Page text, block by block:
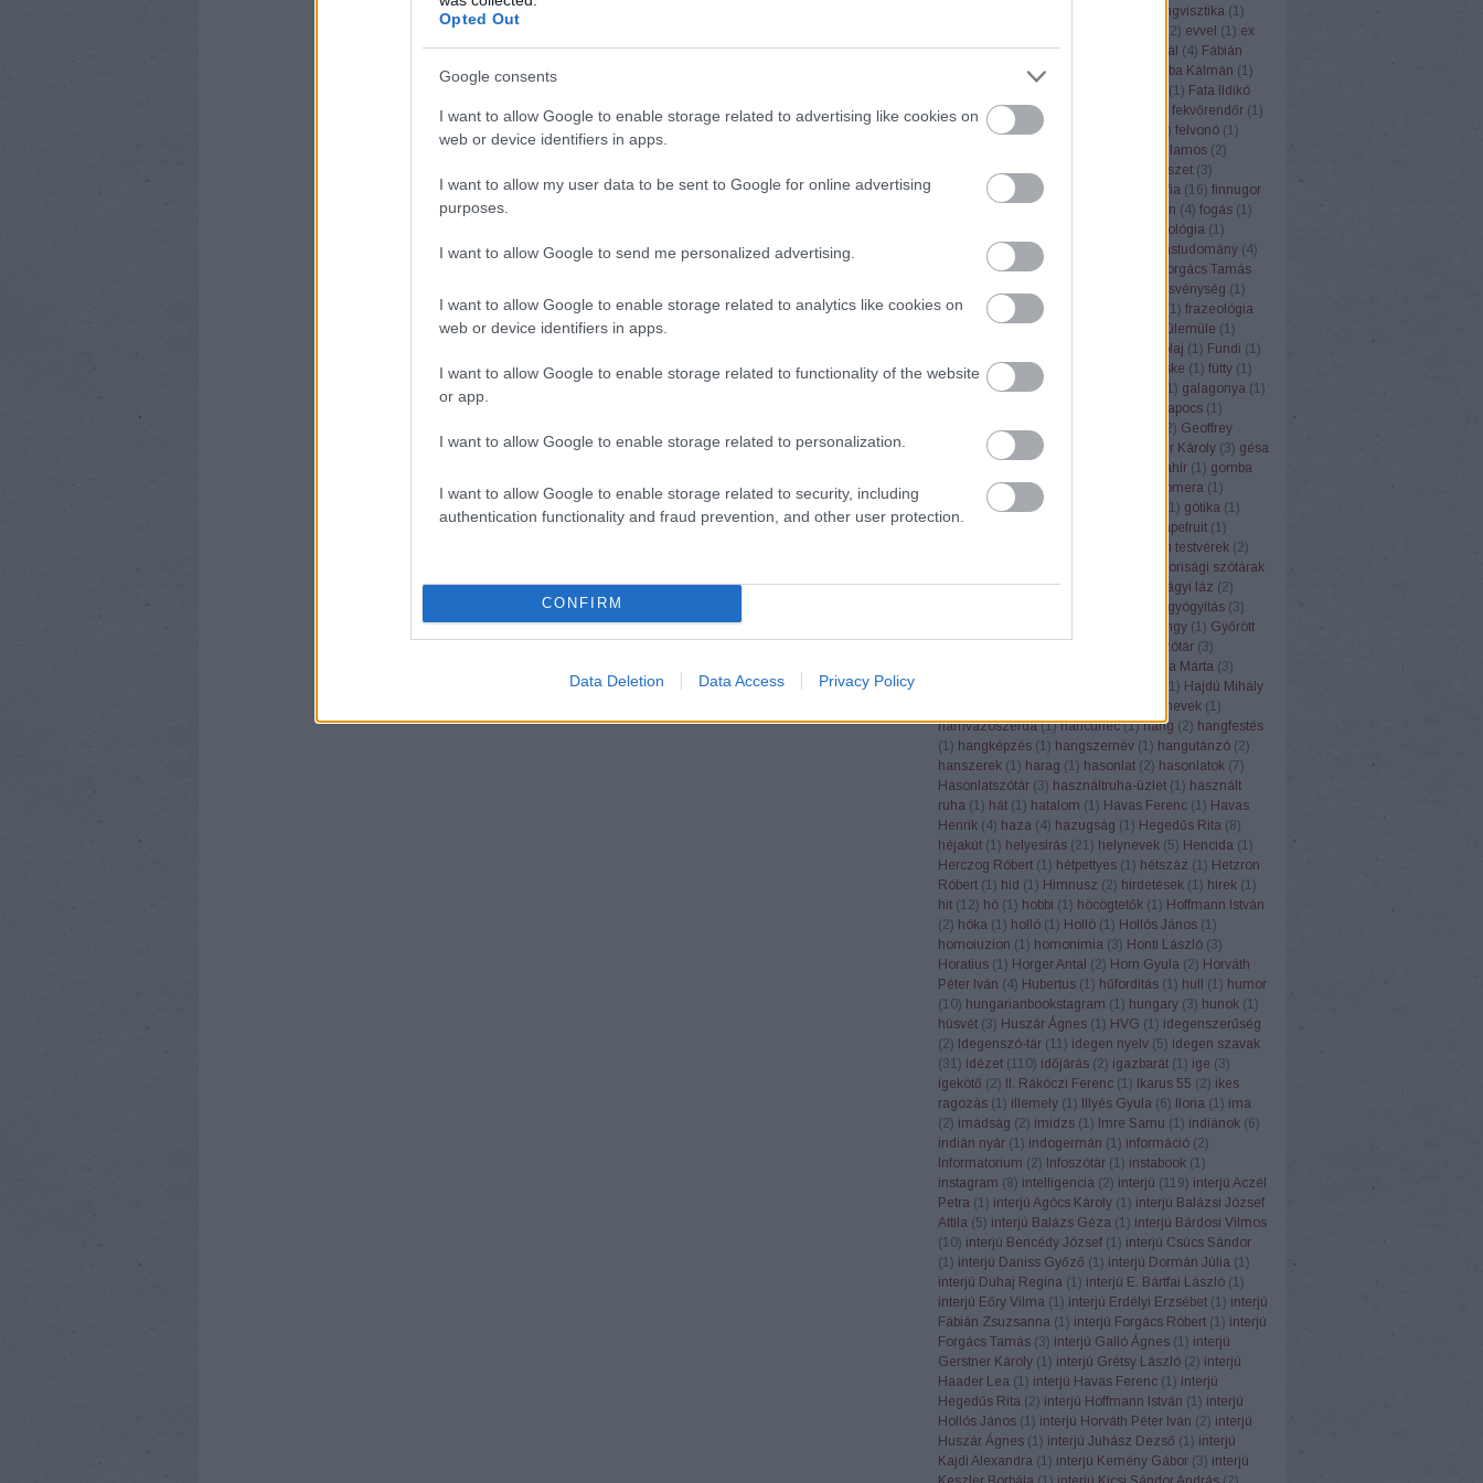
Opted Out
Google consents
I want to allow Google to enable storage related to advertising like cookies on
web or device identifiers in apps.
I want to allow my user data to be sent to Google for online advertising
purposes.
I want to allow Google to send me personalized advertising.
I want to allow Google to enable storage related to analytics like cookies on
web or device identifiers in apps.
I want to allow Google to enable storage related to functionality of the website
or app.
I want to allow Google to enable storage related to personalization.
I want to allow Google to enable storage related to security, including
authentication functionality and fraud prevention, and other user protection.
CONFIRM
Data Deletion Data Access Privacy Policy
eurolingvisztika (1)
(2) evvel (1) ex
libris (1) Ezópus (2) ezzel Fábián Pál (4) Fábián
fagyi Faluba Kálmán (1)
(1) Fata Ildikó
(2 ) fazék (1) fehér gólya fekvőrendőr (1)
(2) felelősség ) felvonó (1)
fényvillamos (2)
Ferenc pápa (1) festészet (3)
fideszburger
fíling filozófia (16) finnugor
főbűn (4) fogás (1)
fonológia (1)
fonoszemantika
(1 fordítástudomány (4)
Fordítókalauz (1)
Forgács Tamás
fösvénység (1)
frájer
) franc (1) frazeológia
fülemüle (1)
fülolaj (1) Fundi (1)
funkcionalizmus ( füsti fecske (1) fütty (1)
füttybeszéd (1) füttynelv 1) galagonya (1)
gemkapocs (1)
genderelmélet (1 2) Geoffrey
Chaucer
germanizmus Gerstner Károly (3) gésa
gólyahír (1) gomba
gombanevek ( Gomera (1)
Google
(1) górugrány 1) gótika (1)
grapefruit (1)
Grimm testvérek (2)
gyakorisági szótárak
(1) gyász (6) gyereknyelv gyermekágyi láz (2)
gyógyítás (3)
gyöngy (1) Győrött
gyümölcsnévszótár (3)
H. Varga Márta (3)
1) Hajdú Mihály
halnevek (1)
hamvazószerda (1) hancúrléc (1) hang (2) hangfestés
(1) hangképzés (1) hangszernév (1) hangutánzó (2)
hanszerek (1) harag (1) hasonlat (2) hasonlatok (7)
Hasonlatszótár (3) használtruha-üzlet (1) használt
ruha (1) hát (1) hatalom (1) Havas Ferenc (1) Havas
Henrik (4) haza (4) hazugság (1) Hegedűs Rita (8)
héjakút (1) helyesírás (21) helynevek (5) Hencida (1)
Herczog Róbert (1) hétpettyes (1) hétszáz (1) Hetzron
Róbert (1) híd (1) Himnusz (2) hirdetések (1) hírek (1)
hit (12) hó (1) hobbi (1) höcögtetők (1) Hoffmann István
(2) hóka (1) holló (1) Holló (1) Hollós János (1)
homoiuzion (1) homonímia (3) Honti László (3)
Horatius (1) Horger Antal (2) Horn Gyula (2) Horváth
Péter Iván (4) Hubertus (1) hűfordítás (1) hull (1) humor
(10) hungarianbookstagram (1) hungary (3) hunok (1)
húsvét (3) Huszár Ágnes (1) HVG (1) idegenszerűség
(2) Idegenszó-tár (11) idegen nyelv (5) idegen szavak
(31) idézet (110) időjárás (2) igazbarát (1) ige (3)
igekötő (2) II. Rákóczi Ferenc (1) Ikarus 55 (2) ikes
ragozás (1) illemely (1) Illyés Gyula (6) Ilona (1) ima
(2) imádság (2) imidzs (1) Imre Samu (1) indiánok (6)
indián nyár (1) indogermán (1) információ (2)
Informatorium (2) Infoszótár (1) instabook (1)
instagram (8) intelligencia (2) interjú (119) interjú Aczél
Petra (1) interjú Agócs Károly (1) interjú Balázsi József
Attila (5) interjú Balázs Géza (1) interjú Bárdosi Vilmos
(10) interjú Bencédy József (1) interjú Csúcs Sándor
(1) interjú Daniss Győző (1) interjú Dormán Júlia (1)
interjú Duhaj Regina (1) interjú E. Bártfai László (1)
interjú Eőry Vilma (1) interjú Erdélyi Erzsébet (1) interjú
Fábián Zsuzsanna (1) interjú Forgács Róbert (1) interjú
Forgács Tamás (3) interjú Galló Ágnes (1) interjú
Gerstner Károly (1) interjú Grétsy László (2) interjú
Haader Lea (1) interjú Havas Ferenc (1) interjú
Hegedűs Rita (2) interjú Hoffmann István (1) interjú
Hollós János (1) interjú Horváth Péter Iván (2) interjú
Huszár Ágnes (1) interjú Juhász Dezső (1) interjú
Kajdi Alexandra (1) interjú Kemény Gábor (3) interjú